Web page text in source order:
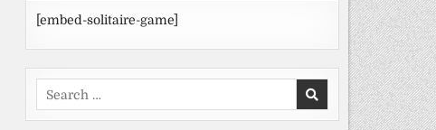
[embed-solitaire-game]
Search
for: